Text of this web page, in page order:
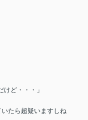
けど・・・」
たら超疑いますしね